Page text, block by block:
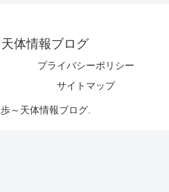
体情報ブログ
プライバシーポリシー
サイトマップ
～天体情報ブログ.